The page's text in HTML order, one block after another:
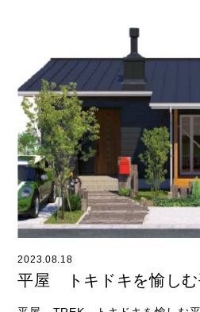
2023.08.18
平屋 トキドキを愉し